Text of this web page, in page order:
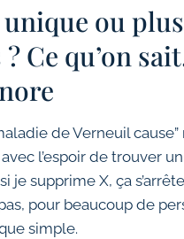
unique ou
Ce qu’on
de Verneuil
l’espoir de trouver un
je supprime X, ça
pour beaucoup de
simple.